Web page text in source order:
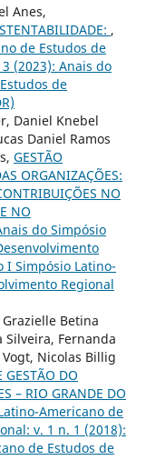
Anes,
,
de Estudos de
(2023): Anais do
de
Daniel Knebel
Daniel Ramos
GESTÃO
ORGANIZAÇÕES:
NO
NO
do Simpósio
I Simpósio Latino-
Regional
Betina
Silveira, Fernanda
Nicolas Billig
GESTÃO DO
– RIO GRANDE DO
Americano de
v. 1 n. 1 (2018):
de Estudos de